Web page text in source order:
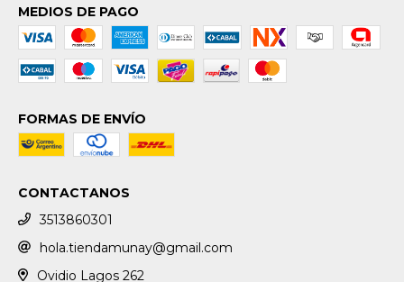
MEDIOS DE PAGO
FORMAS DE ENVÍO
CONTACTANOS
3513860301
hola.tiendamunay@gmail.com
Ovidio Lagos 262